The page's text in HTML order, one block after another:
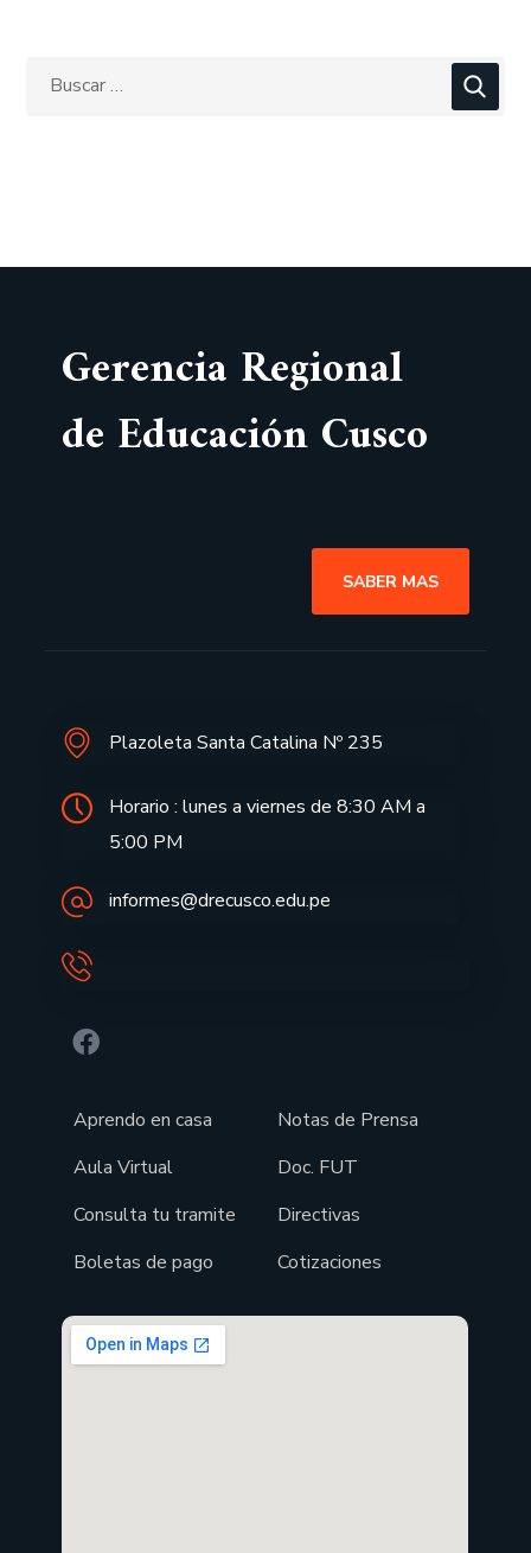
Gerencia Regional
de Educación Cusco
SABER MAS
Plazoleta Santa Catalina Nº 235
Horario : lunes a viernes de 8:30 AM a
5:00 PM
informes@drecusco.edu.pe
Aprendo en casa
Aula Virtual
Consulta tu tramite
Boletas de pago
Notas de Prensa
Doc. FUT
Directivas
Cotizaciones